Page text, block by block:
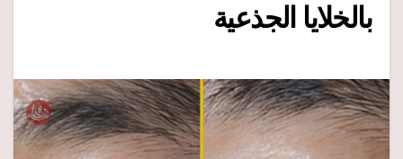
بالخلايا الجذعية